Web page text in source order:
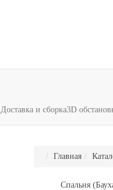
Доставка и сборка3D
Главная
Спальня